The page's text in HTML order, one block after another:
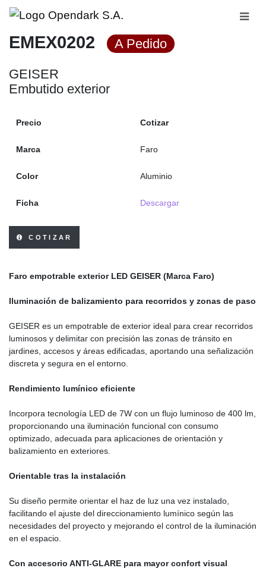
EMEX0202 A Pedido
GEISER
Embutido exterior
Precio Cotizar
Marca Faro
Color Aluminio
Ficha Descargar
COTIZAR
Faro empotrable exterior LED GEISER (Marca Faro)
Iluminación de balizamiento para recorridos y zonas de paso
GEISER es un empotrable de exterior ideal para crear recorridos
luminosos y delimitar con precisión las zonas de tránsito en
jardines, accesos y áreas edificadas, aportando una señalización
discreta y segura en el entorno.
Rendimiento lumínico eficiente
Incorpora tecnología LED de 7W con un flujo luminoso de 400 lm,
proporcionando una iluminación funcional con consumo
optimizado, adecuada para aplicaciones de orientación y
balizamiento en exteriores.
Orientable tras la instalación
Su diseño permite orientar el haz de luz una vez instalado,
facilitando el ajuste del direccionamiento lumínico según las
necesidades del proyecto y mejorando el control de la iluminación
en el espacio.
Con accesorio ANTI-GLARE para mayor confort visual